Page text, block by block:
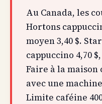
Au Canada, les
Hortons
moyen 3,40 $.
cappuccino 4,70
Faire à la maison
avec une
Limite caféine